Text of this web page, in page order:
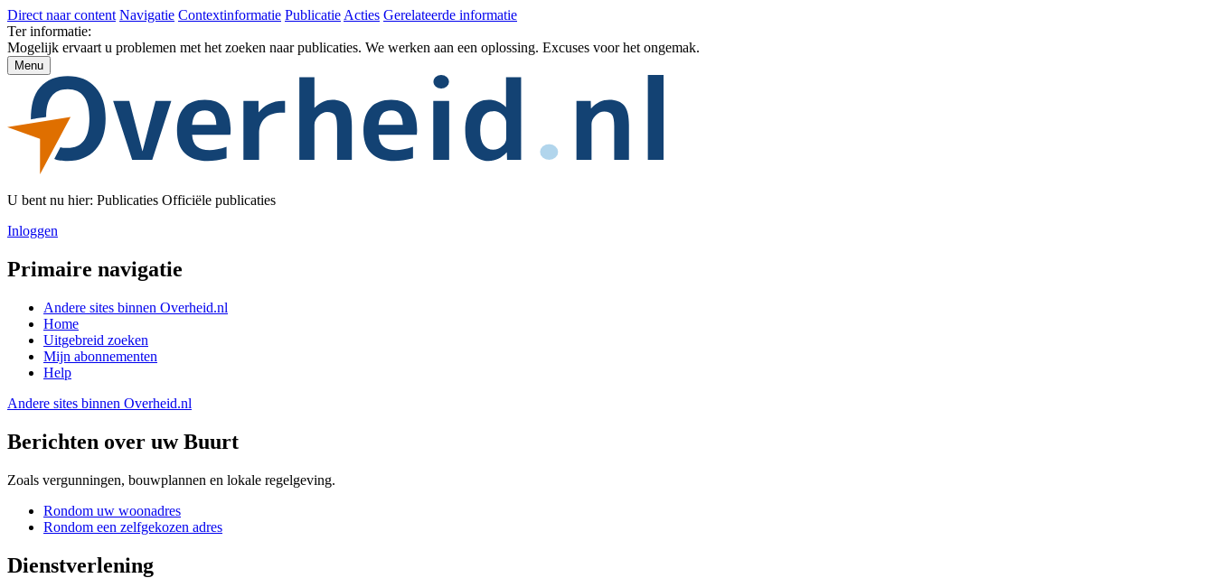
Direct naar content Navigatie Contextinformatie Publicatie Acties Gerelateerde informatie
Ter informatie:
Mogelijk ervaart u problemen met het zoeken naar publicaties. We werken aan een oplossing. Excuses voor het ongemak.
Menu
U bent nu hier: Publicaties Officiële publicaties
Inloggen
Primaire navigatie
Andere sites binnen Overheid.nl
Home
Uitgebreid zoeken
Mijn abonnementen
Help
Andere sites binnen Overheid.nl
Berichten over uw Buurt
Zoals vergunningen, bouwplannen en lokale regelgeving.
Rondom uw woonadres
Rondom een zelfgekozen adres
Dienstverlening